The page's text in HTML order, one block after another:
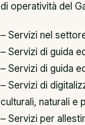
di operatività del
– Servizi nel
– Servizi di guida
– Servizi di guida
– Servizi di
culturali, naturali e
– Servizi per